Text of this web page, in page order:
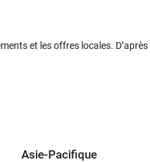
Connectez-vous
anciens
et les offres locales.
Asie-Pacifique